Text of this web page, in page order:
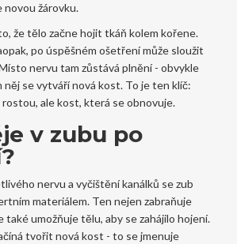
novou žárovku.
že tělo začne hojit tkáň kolem kořene.
po úspěšném ošetření může sloužit
nervu tam zůstává plnění - obvykle
něj se vytváří nová kost. To je ten klíč:
ale kost, která se obnovuje.
v zubu po
nervu a vyčištění kanálků se zub
materiálem. Ten nejen zabraňuje
také umožňuje tělu, aby se zahájilo hojení.
tvořit nová kost - to se jmenuje